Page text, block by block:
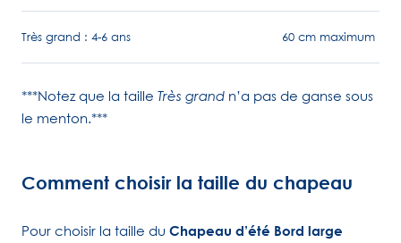
Très grand : 4-6 ans 60 cm maximum
***Notez que la taille Très grand n’a pas de ganse sous
le menton.***
Comment choisir la taille du chapeau
Pour choisir la taille du Chapeau d’été Bord large